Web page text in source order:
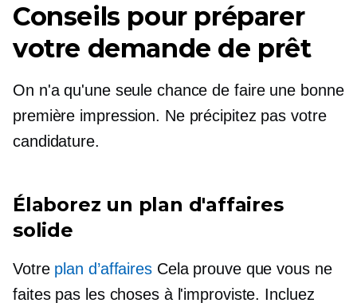
Conseils pour préparer
votre demande de prêt
On n'a qu'une seule chance de faire une bonne
première impression. Ne précipitez pas votre
candidature.
Élaborez un plan d'affaires
solide
Votre plan d’affairesCela prouve que vous ne
faites pas les choses à l'improviste. Incluez